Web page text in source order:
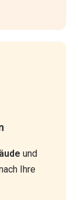
und
Ihre